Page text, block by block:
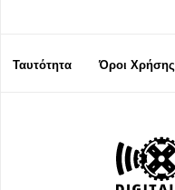
Ταυτότητα Όροι Χρήσης